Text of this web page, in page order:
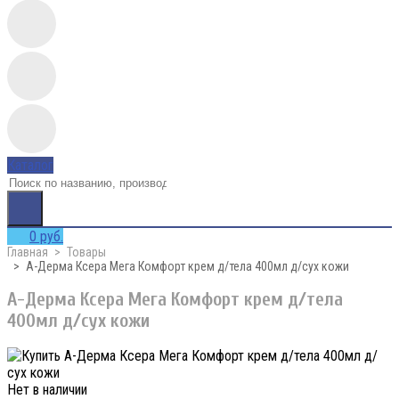
Каталог
0 руб.
Главная
Товары
А-Дерма Ксера Мега Комфорт крем д/тела 400мл д/сух кожи
А-Дерма Ксера Мега Комфорт крем д/тела
400мл д/сух кожи
Нет в наличии